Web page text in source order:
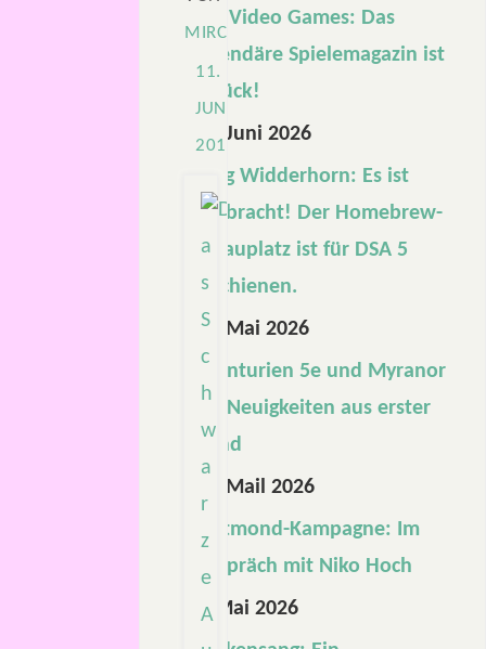
MIRCO
11.
JUNI
2019
Die Video Games: Das
legendäre Spielemagazin ist
zurück!
10. Juni 2026
Burg Widderhorn: Es ist
vollbracht! Der Homebrew-
Schauplatz ist für DSA 5
erschienen.
29. Mai 2026
Aventurien 5e und Myranor
5e: Neuigkeiten aus erster
Hand
15. Mail 2026
Blutmond-Kampagne: Im
Gespräch mit Niko Hoch
1. Mai 2026